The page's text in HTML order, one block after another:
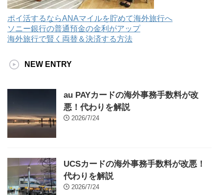
ポイ活するならANAマイルを貯めて海外旅行へ
ソニー銀行の普通預金の金利がアップ
海外旅行で賢く両替＆決済する方法
NEW ENTRY
au PAYカードの海外事務手数料が改
悪！代わりを解説
2026/7/24
UCSカードの海外事務手数料が改悪！
代わりを解説
2026/7/24